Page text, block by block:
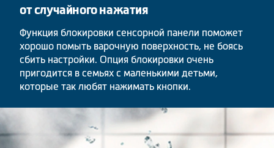
от случайного нажатия
Функция блокировки сенсорной панели поможет
хорошо помыть варочную поверхность, не боясь
сбить настройки. Опция блокировки очень
пригодится в семьях с маленькими детьми,
которые так любят нажимать кнопки.